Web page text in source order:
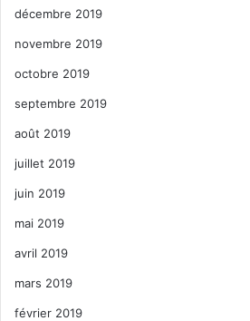
décembre 2019
novembre 2019
octobre 2019
septembre 2019
août 2019
juillet 2019
juin 2019
mai 2019
avril 2019
mars 2019
février 2019